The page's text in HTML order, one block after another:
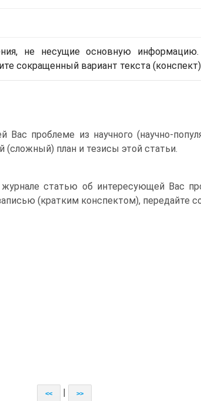
не несущие основную
сокращенный вариант текста
проблеме из научного (научно-
(сложный) план и тезисы этой статьи.
статью об интересующей Вас
(кратким конспектом), передайте
<< >>